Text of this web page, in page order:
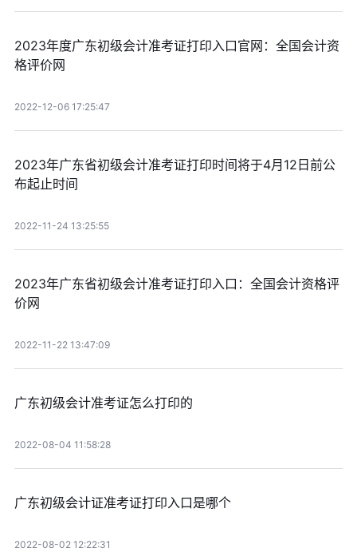
2023年度广东初级会计准考证打印入口官网：全国会计资
格评价网
2022-12-06 17:25:47
2023年广东省初级会计准考证打印时间将于4月12日前公
布起止时间
2022-11-24 13:25:55
2023年广东省初级会计准考证打印入口：全国会计资格评
价网
2022-11-22 13:47:09
广东初级会计准考证怎么打印的
2022-08-04 11:58:28
广东初级会计证准考证打印入口是哪个
2022-08-02 12:22:31